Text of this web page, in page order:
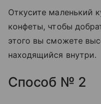
Откусите маленький
конфеты, чтобы
этого вы сможете
находящийся внутри.
Способ № 2